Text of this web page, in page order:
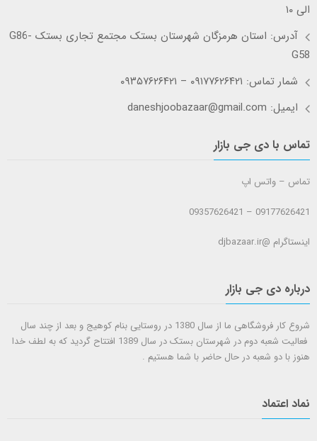
الی ۱۰
آدرس: استان هرمزگان شهرستان بستک مجتمع تجاری بستک G86-
G58
شمار تماس: ۰۹۱۷۷۶۲۶۴۲۱ – ۰۹۳۵۷۶۲۶۴۲۱
ایمیل: daneshjoobazaar@gmail.com
تماس با دی جی بازار
تماس – واتس اپ
09177626421 – 09357626421
اینستاگرام @djbazaar.ir
درباره دی جی بازار
شروع کار فروشگاهی ما از سال 1380 در روستایی بنام کوهیج و بعد از چند سال
فعالیت شعبه دوم در شهرستان بستک در سال 1389 افتتاح گردید که به لطف خدا
هنوز با دو شعبه در حال حاضر با شما هستيم .
نماد اعتماد